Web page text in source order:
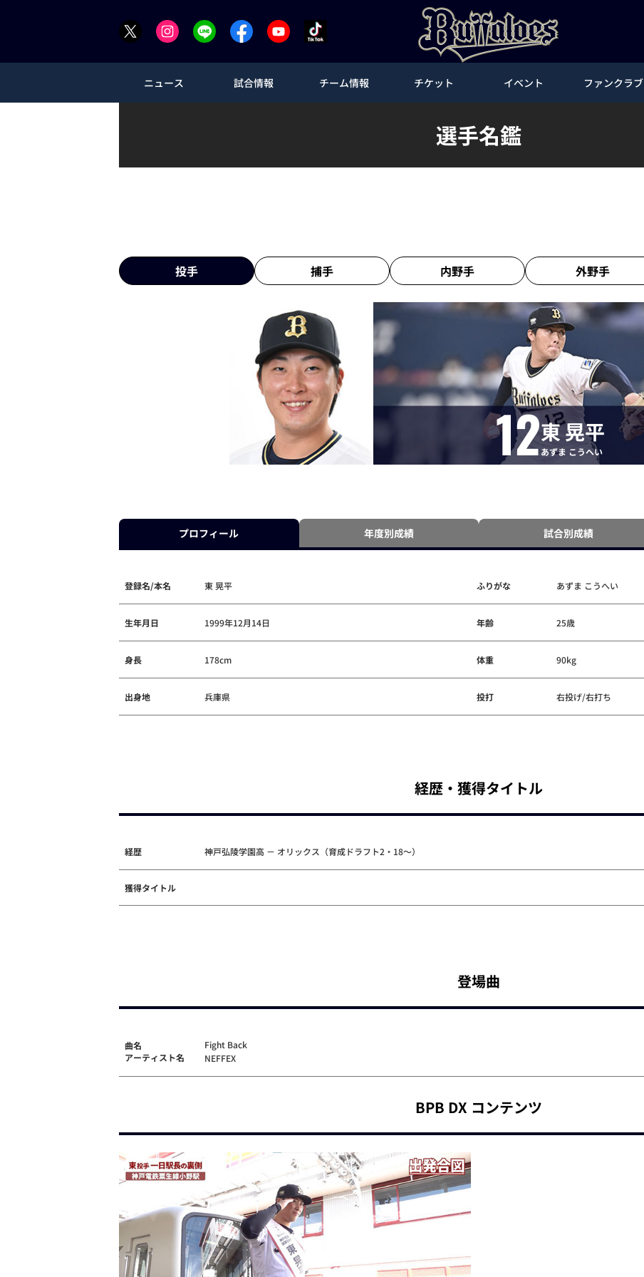
ニュース 試合情報 チーム情報 チケット イベント ファンクラブ
選手名鑑
投手 捕手 内野手 外野手
12東 晃平
あずま こうへい
プロフィール 年度別成績 試合別成績
登録名/本名 東 晃平 ふりがな あずま こうへい
生年月日 1999年12月14日 年齢 25歳
身長 178cm 体重 90kg
出身地 兵庫県 投打 右投げ/右打ち
経歴・獲得タイトル
経歴 神戸弘陵学園高 － オリックス（育成ドラフト2・18～）
獲得タイトル
登場曲
曲名
アーティスト名
Fight Back
NEFFEX
BPB DX コンテンツ